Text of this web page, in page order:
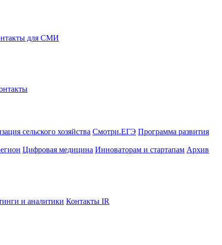
для СМИ
сельского хозяйства Смотри.ЕГЭ Программа развития
Цифровая медицина Инноваторам и стартапам Архив
и аналитики Контакты IR